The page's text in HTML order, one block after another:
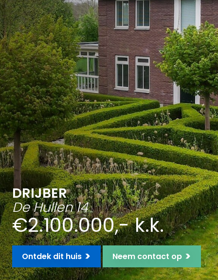
DRIJBER
De Hullen 14
€2.100.000,- k.k.
Ontdek dit huis > Neem contact op >